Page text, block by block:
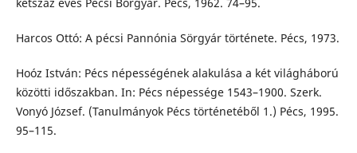
Harcos Ottó: A pécsi Pannónia Sörgyár története. Pécs, 1973.
Hoóz István: Pécs népességének alakulása a két világháború
közötti időszakban. In: Pécs népessége 1543–1900. Szerk.
Vonyó József. (Tanulmányok Pécs történetéből 1.) Pécs, 1995.
95–115.